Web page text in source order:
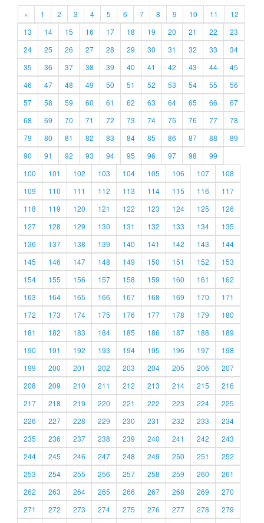
« 1 2 3 4 5 6 7 8 9 10 11
12
13
14 15 16 17 18 19 20 21 22
23
24
25 26 27 28 29 30 31 32 33
34
35
36 37 38 39 40 41 42 43 44
45
46
47 48 49 50 51 52 53 54 55
56
57
58 59 60 61 62 63 64 65 66
67
68
69 70 71 72 73 74 75 76 77
78
79
80 81 82 83 84 85 86 87 88
89
90
91 92 93 94 95 96 97 98
99
100
101 102 103 104 105 106 107
108
109
110 111 112 113 114 115 116
117
118
119 120 121 122 123 124 125
126
127
128 129 130 131 132 133 134
135
136
137 138 139 140 141 142 143
144
145
146 147 148 149 150 151 152
153
154
155 156 157 158 159 160 161
162
163
164 165 166 167 168 169 170
171
172
173 174 175 176 177 178 179
180
181
182 183 184 185 186 187 188
189
190
191 192 193 194 195 196 197
198
199
200 201 202 203 204 205 206
207
208
209 210 211 212 213 214 215
216
217
218 219 220 221 222 223 224
225
226
227 228 229 230 231 232 233
234
235
236 237 238 239 240 241 242
243
244
245 246 247 248 249 250 251
252
253
254 255 256 257 258 259 260
261
262
263 264 265 266 267 268 269
270
271
272 273 274 275 276 277 278
279